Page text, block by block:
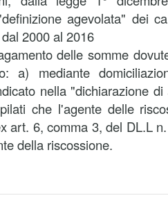
agevolata" dei
2000 al 2016
delle somme
a) mediante
nella "dichiarazione
che l'agente delle
art. 6, comma 3, del DL.L
della riscossione.